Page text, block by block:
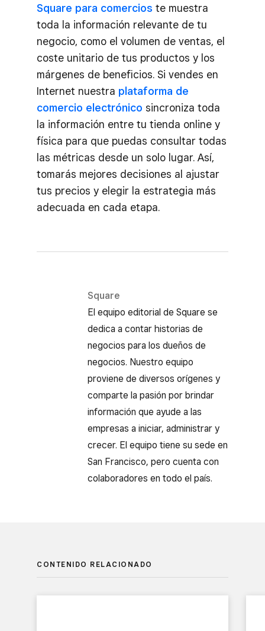
Square para comercios te muestra
toda la información relevante de tu
negocio, como el volumen de ventas, el
coste unitario de tus productos y los
márgenes de beneficios. Si vendes en
Internet nuestra plataforma de
comercio electrónico sincroniza toda
la información entre tu tienda online y
física para que puedas consultar todas
las métricas desde un solo lugar. Así,
tomarás mejores decisiones al ajustar
tus precios y elegir la estrategia más
adecuada en cada etapa.
Square
El equipo editorial de Square se
dedica a contar historias de
negocios para los dueños de
negocios. Nuestro equipo
proviene de diversos orígenes y
comparte la pasión por brindar
información que ayude a las
empresas a iniciar, administrar y
crecer. El equipo tiene su sede en
San Francisco, pero cuenta con
colaboradores en todo el país.
CONTENIDO RELACIONADO